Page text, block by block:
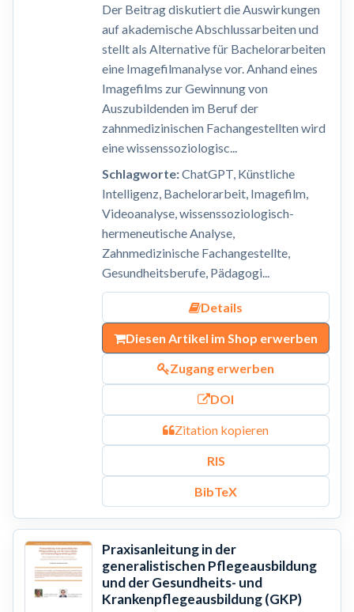
Der Beitrag diskutiert die Auswirkungen
auf akademische Abschlussarbeiten und
stellt als Alternative für Bachelorarbeiten
eine Imagefilmanalyse vor. Anhand eines
Imagefilms zur Gewinnung von
Auszubildenden im Beruf der
zahnmedizinischen Fachangestellten wird
eine wissenssoziologisc...
Schlagworte:ChatGPT, Künstliche
Intelligenz, Bachelorarbeit, Imagefilm,
Videoanalyse, wissenssoziologisch-
hermeneutische Analyse,
Zahnmedizinische Fachangestellte,
Gesundheitsberufe, Pädagogi...
Details
Diesen Artikel im Shop erwerben
Zugang erwerben
DOI
Zitation kopieren
RIS
BibTeX
Praxisanleitung in der
generalistischen Pflegeausbildung
und der Gesundheits- und
Krankenpflegeausbildung (GKP)